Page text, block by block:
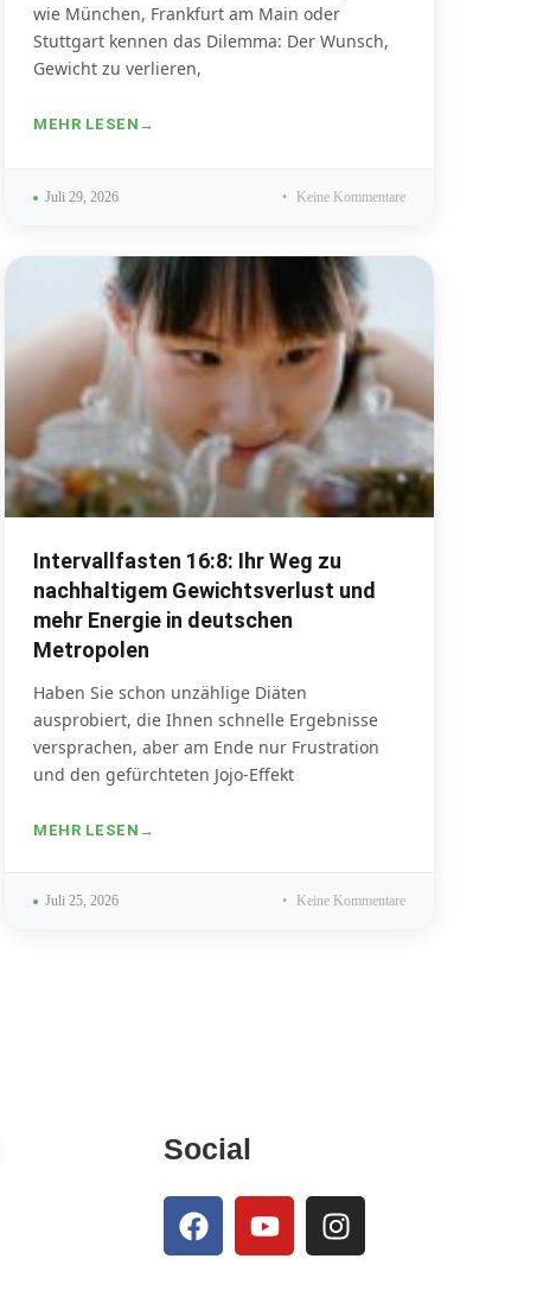
wie München, Frankfurt am Main oder
Stuttgart kennen das Dilemma: Der Wunsch,
Gewicht zu verlieren,
MEHR LESEN
Juli 29, 2026 Keine Kommentare
Intervallfasten 16:8: Ihr Weg zu
nachhaltigem Gewichtsverlust und
mehr Energie in deutschen
Metropolen
Haben Sie schon unzählige Diäten
ausprobiert, die Ihnen schnelle Ergebnisse
versprachen, aber am Ende nur Frustration
und den gefürchteten Jojo-Effekt
MEHR LESEN
Juli 25, 2026 Keine Kommentare
Social